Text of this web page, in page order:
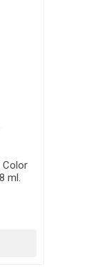
Color
ml.